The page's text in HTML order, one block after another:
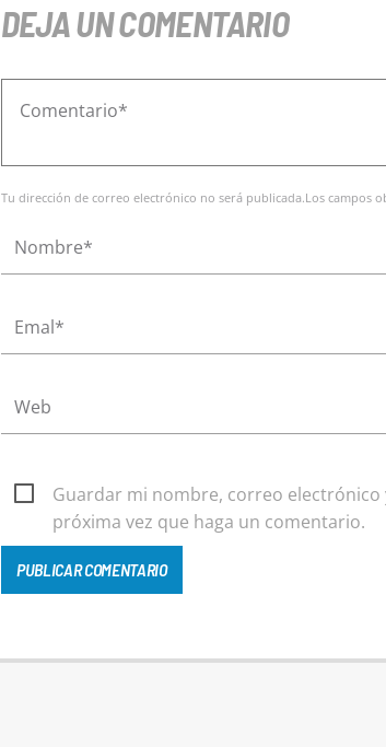
DEJA UN COMENTARIO
Tu dirección de correo electrónico no será publicada.Los campos
Guardar mi nombre, correo electrónico
próxima vez que haga un comentario.